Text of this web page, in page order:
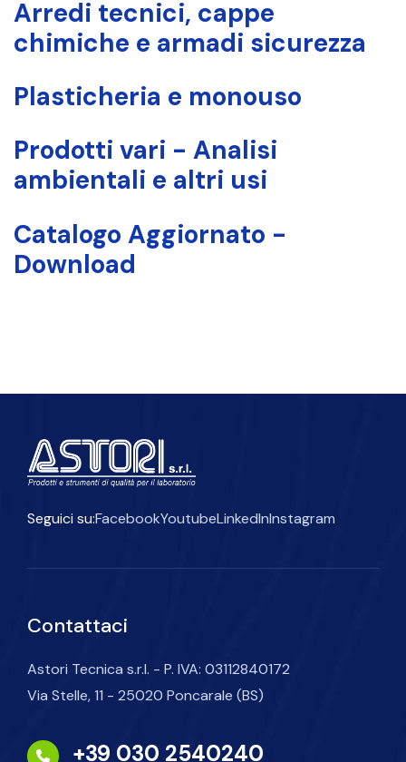
Arredi tecnici, cappe
chimiche e armadi sicurezza
Plasticheria e monouso
Prodotti vari - Analisi
ambientali e altri usi
Catalogo Aggiornato -
Download
Seguici su:FacebookYoutubeLinkedInInstagram
Contattaci
Astori Tecnica s.r.l. - P. IVA: 03112840172
Via Stelle, 11 - 25020 Poncarale (BS)
+39 030 2540240